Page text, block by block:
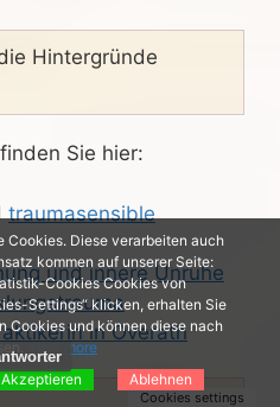
Hintergründe
Sie hier:
traumasensible
und innere Unruhe
in Overath
Cookies. Diese verarbeiten auch
kommen auf unserer Seite:
Cookies Cookies von
Settings“ klicken, erhalten Sie
Cookies und können diese nach
View more
Akzeptieren Ablehnen
Cookies settings